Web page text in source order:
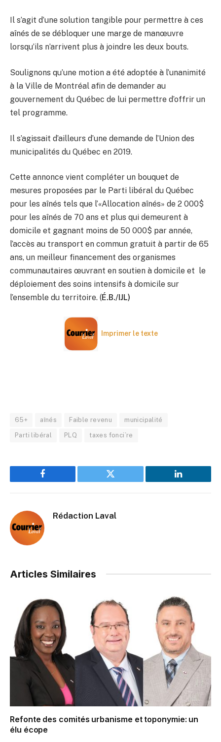
Il s’agit d’une solution tangible pour permettre à ces
aînés de se débloquer une marge de manœuvre
lorsqu’ils n’arrivent plus à joindre les deux bouts.
Soulignons qu’une motion a été adoptée à l’unanimité
à la Ville de Montréal afin de demander au
gouvernement du Québec de lui permettre d’offrir un
tel programme.
Il s’agissait d’ailleurs d’une demande de l’Union des
municipalités du Québec en 2019.
Cette annonce vient compléter un bouquet de
mesures proposées par le Parti libéral du Québec
pour les aînés tels que l’«Allocation aînés» de 2 000$
pour les aînés de 70 ans et plus qui demeurent à
domicile et gagnant moins de 50 000$ par année,
l’accès au transport en commun gratuit à partir de 65
ans, un meilleur financement des organismes
communautaires œuvrant en soutien à domicile et le
déploiement des soins intensifs à domicile sur
l’ensemble du territoire. (É.B./IJL)
Imprimer le texte
65+ aînés Faible revenu municipalité
Parti libéral PLQ taxes fonci`re
Facebook Twitter LinkedIn
Rédaction Laval
Articles Similaires
Refonte des comités urbanisme et toponymie: un
élu écope